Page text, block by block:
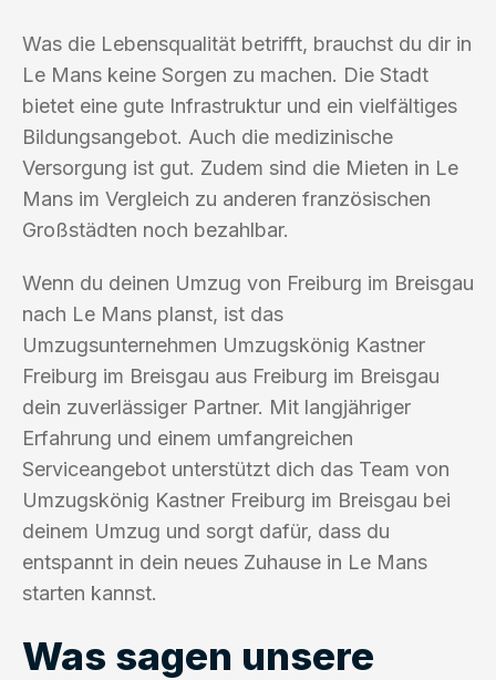
Was die Lebensqualität betrifft, brauchst du dir in
Le Mans keine Sorgen zu machen. Die Stadt
bietet eine gute Infrastruktur und ein vielfältiges
Bildungsangebot. Auch die medizinische
Versorgung ist gut. Zudem sind die Mieten in Le
Mans im Vergleich zu anderen französischen
Großstädten noch bezahlbar.
Wenn du deinen Umzug von Freiburg im Breisgau
nach Le Mans planst, ist das
Umzugsunternehmen Umzugskönig Kastner
Freiburg im Breisgau aus Freiburg im Breisgau
dein zuverlässiger Partner. Mit langjähriger
Erfahrung und einem umfangreichen
Serviceangebot unterstützt dich das Team von
Umzugskönig Kastner Freiburg im Breisgau bei
deinem Umzug und sorgt dafür, dass du
entspannt in dein neues Zuhause in Le Mans
starten kannst.
Was sagen unsere